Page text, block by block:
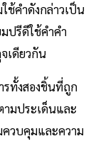
ช้คำดังกล่าวเป็น
ปรีดีใช้คำคำ
เดียวกัน
รทั้งสองชิ้นที่ถูก
มประเด็นและ
ควบคุมและความ